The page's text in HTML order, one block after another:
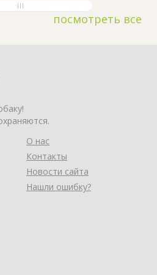
посмотреть все
О нас
Контакты
Новости сайта
Нашли ошибку?